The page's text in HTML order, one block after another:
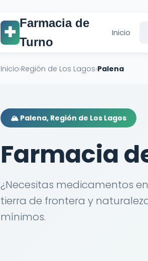
✚
Farmacia de
Turno
Inicio
Inicio›Región de Los Lagos›Palena
🏔️ Palena, Región de Los Lagos
Farmacia
¿Necesitas medicamentos
tierra de frontera y
mínimos.